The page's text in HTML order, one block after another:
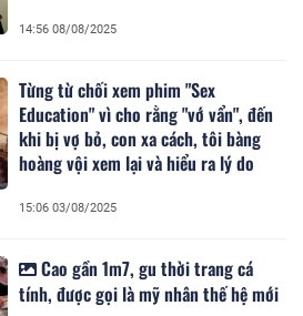
14:56 08/08/2025
Từng từ chối xem phim "Sex
Education" vì cho rằng "vớ vẩn", đến
khi bị vợ bỏ, con xa cách, tôi bàng
hoàng vội xem lại và hiểu ra lý do
15:06 03/08/2025
Cao gần 1m7, gu thời trang cá
tính, được gọi là mỹ nhân thế hệ mới